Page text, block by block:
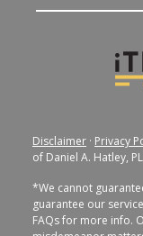
Disclaimer · Privacy
of Daniel A. Hatley,
*We cannot
guarantee our
FAQs for more info.